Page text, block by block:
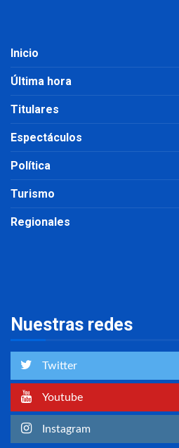
Inicio
Última hora
Titulares
Espectáculos
Política
Turismo
Regionales
Nuestras redes
Twitter
Youtube
Instagram